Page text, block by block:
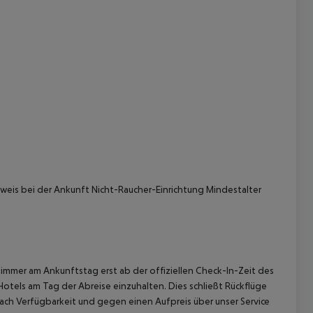
bei der Ankunft Nicht-Raucher-Einrichtung Mindestalter
am Ankunftstag erst ab der offiziellen Check-In-Zeit des
am Tag der Abreise einzuhalten. Dies schließt Rückflüge
Verfügbarkeit und gegen einen Aufpreis über unser Service